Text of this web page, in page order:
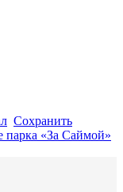
Сохранить
парка «За Саймой»